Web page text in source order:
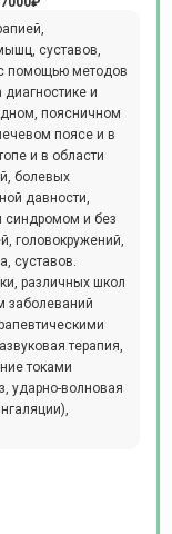
суставов,
с помощью методов
диагностике и
поясничном
поясе и в
и в области
болевых
давности,
синдромом и без
головокружений,
суставов.
различных школ
заболеваний
терапия,
токами
ударно-волновая